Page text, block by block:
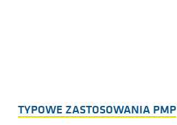
TYPOWE ZASTOSOWANIA PMP